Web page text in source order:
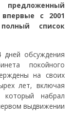
с 2001
список
дней обсуждения
покойного
на своих
лет, включая
который набрал
выдвижении